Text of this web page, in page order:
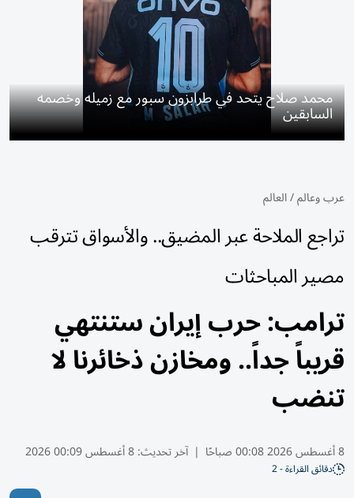
محمد صلاح يتحد في طرابزون سبور مع زميله وخصمه
السابقين
عرب وعالم/العالم
تراجع الملاحة عبر المضيق.. والأسواق تترقب
مصير المباحثات
ترامب: حرب إيران ستنتهي
قريباً جداً.. ومخازن ذخائرنا لا
تنضب
8 أغسطس 2026 00:08 صباحًا | آخر تحديث:8 أغسطس 00:09 2026
دقائق القراءة - 2